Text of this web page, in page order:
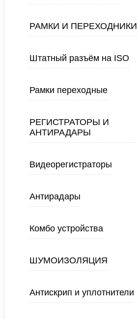
РАМКИ И ПЕРЕХОДНИКИ
Штатный разъём на ISO
Рамки переходные
РЕГИСТРАТОРЫ И
АНТИРАДАРЫ
Видеорегистраторы
Антирадары
Комбо устройства
ШУМОИЗОЛЯЦИЯ
Антискрип и уплотнители